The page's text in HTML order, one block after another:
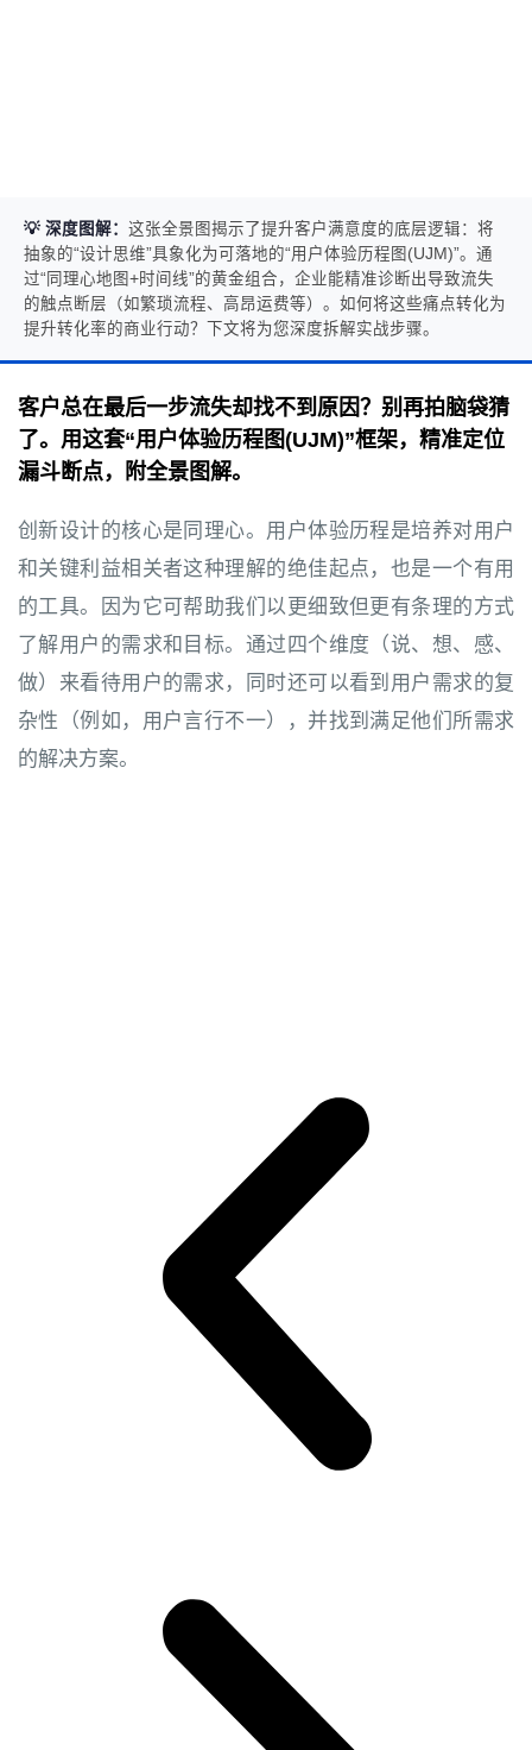
💡 深度图解： 这张全景图揭示了提升客户满意度的底层逻辑：将
抽象的“设计思维”具象化为可落地的“用户体验历程图(UJM)”。通
过“同理心地图+时间线”的黄金组合，企业能精准诊断出导致流失
的触点断层（如繁琐流程、高昂运费等）。如何将这些痛点转化为
提升转化率的商业行动？下文将为您深度拆解实战步骤。
客户总在最后一步流失却找不到原因？别再拍脑袋猜
了。用这套“用户体验历程图(UJM)”框架，精准定位
漏斗断点，附全景图解。
创新设计的核心是同理心。用户体验历程是培养对用户
和关键利益相关者这种理解的绝佳起点，也是一个有用
的工具。因为它可帮助我们以更细致但更有条理的方式
了解用户的需求和目标。通过四个维度（说、想、感、
做）来看待用户的需求，同时还可以看到用户需求的复
杂性（例如，用户言行不一），并找到满足他们所需求
的解决方案。